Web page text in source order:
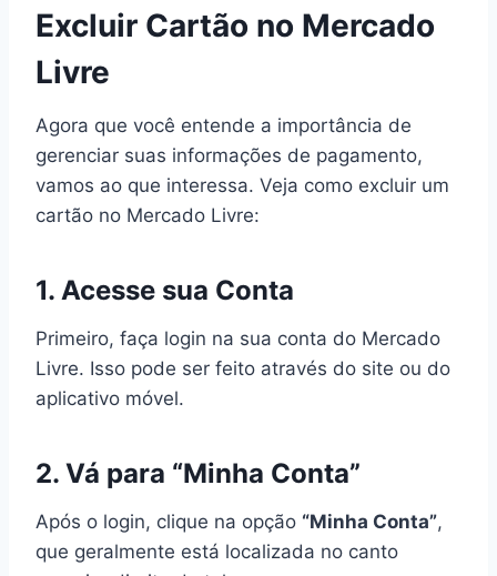
Excluir Cartão no Mercado
Livre
Agora que você entende a importância de
gerenciar suas informações de pagamento,
vamos ao que interessa. Veja como excluir um
cartão no Mercado Livre:
1. Acesse sua Conta
Primeiro, faça login na sua conta do Mercado
Livre. Isso pode ser feito através do site ou do
aplicativo móvel.
2. Vá para “Minha Conta”
Após o login, clique na opção “Minha Conta”,
que geralmente está localizada no canto